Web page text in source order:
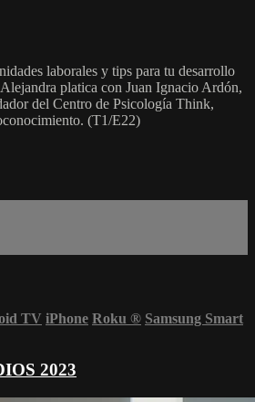
laborales y tips para tu desarrollo
platica con Juan Ignacio Ardón,
del Centro de Psicología Think,
(T1/E22)
TV iPhone Roku ® Samsung Smart
2023